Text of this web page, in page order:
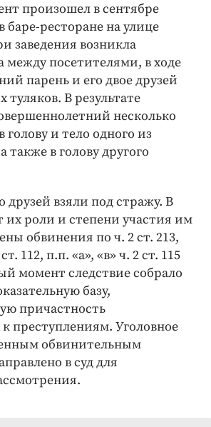
произошел в сентябре
баре-ресторане на улице
заведения возникла
между посетителями, в ходе
парень и его двое друзей
туляков. В результате
несколько
голову и тело одного из
также в голову другого
друзей взяли под стражу. В
их роли и степени участия им
обвинения по ч. 2 ст. 213,
112, п.п. «а», «в» ч. 2 ст. 115
момент следствие собрало
базу,
причастность
преступлениям. Уголовное
обвинительным
в суд для